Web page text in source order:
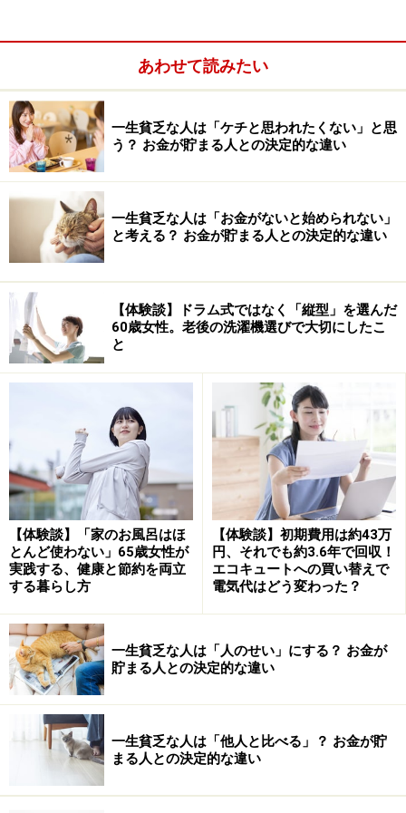
《NHKの放送が受信できる受信設備》
・チューナー内蔵のパソコン
・ワンセグ対応のスマートフォン、パソコン、カーナビ
・テレビ視聴アプリの入ったスマートフォン、タブレッ
トパソコン
上記のような受信設備が自宅になければ、NHK受信料の
支払いは必要ありません。これより、テレビを処分した
としても、テレビ以外でNHKの放送を受信できる受信設
備を所有していれば、受信料契約が発生します。なお、
ラジオだけの設置であれば、受信契約は必要ありませ
ん。
参照：
・NHKが受信料を徴収する法的根拠を知りたい - 受信料
制度・受信料のお支払について|NHK
・受信契約とはなにか - 受信料制度・受信料のお支払に
ついて|NHK
テレビのない生活のメリット
あわせて読みたい
一生貧乏な人は「ケチと思われたくない」と思
う？ お金が貯まる人との決定的な違い
一生貧乏な人は「お金がないと始められない」
と考える？ お金が貯まる人との決定的な違い
【体験談】ドラム式ではなく「縦型」を選んだ
60歳女性。老後の洗濯機選びで大切にしたこ
と
【体験談】「家のお風呂はほ
とんど使わない」65歳女性が
実践する、健康と節約を両立
する暮らし方
【体験談】初期費用は約43万
円、それでも約3.6年で回収！
エコキュートへの買い替えで
電気代はどう変わった？
一生貧乏な人は「人のせい」にする？ お金が
貯まる人との決定的な違い
一生貧乏な人は「他人と比べる」？ お金が貯
まる人との決定的な違い